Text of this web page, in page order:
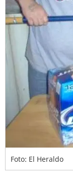
Foto: El Heraldo